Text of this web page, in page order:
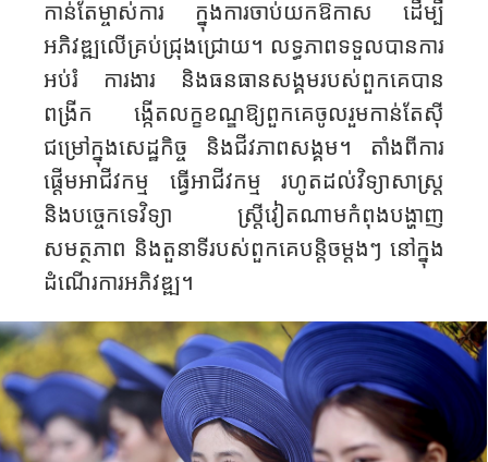
កាន់តែម្ចាស់ការ ក្នុងការចាប់យកឱកាស ដើម្បី
អភិវឌ្ឍលើគ្រប់ជ្រុង​ជ្រោយ។ លទ្ធភាពទទួលបានការ
អប់រំ ការងារ និងធនធានសង្គមរបស់ពួកគេបាន
ពង្រីក ង្កើតលក្ខខណ្ឌឱ្យពួកគេចូលរួមកាន់តែស៊ី
ជម្រៅក្នុងសេដ្ឋកិច្ច និងជីវភាពសង្គម​​​​។ តាំងពីការ
ផ្តើមអាជីវកម្ម ធ្វើ​អាជីវកម្ម រហូតដល់វិទ្យាសាស្ត្រ
និងបច្ចេកទេវិទ្យា ស្ត្រីវៀតណាមកំពុងបង្ហាញ
សមត្ថភាព និងតួនាទីរបស់ពួកគេបន្តិចម្តងៗ នៅក្នុង
ដំណើរការអភិវឌ្ឍ។